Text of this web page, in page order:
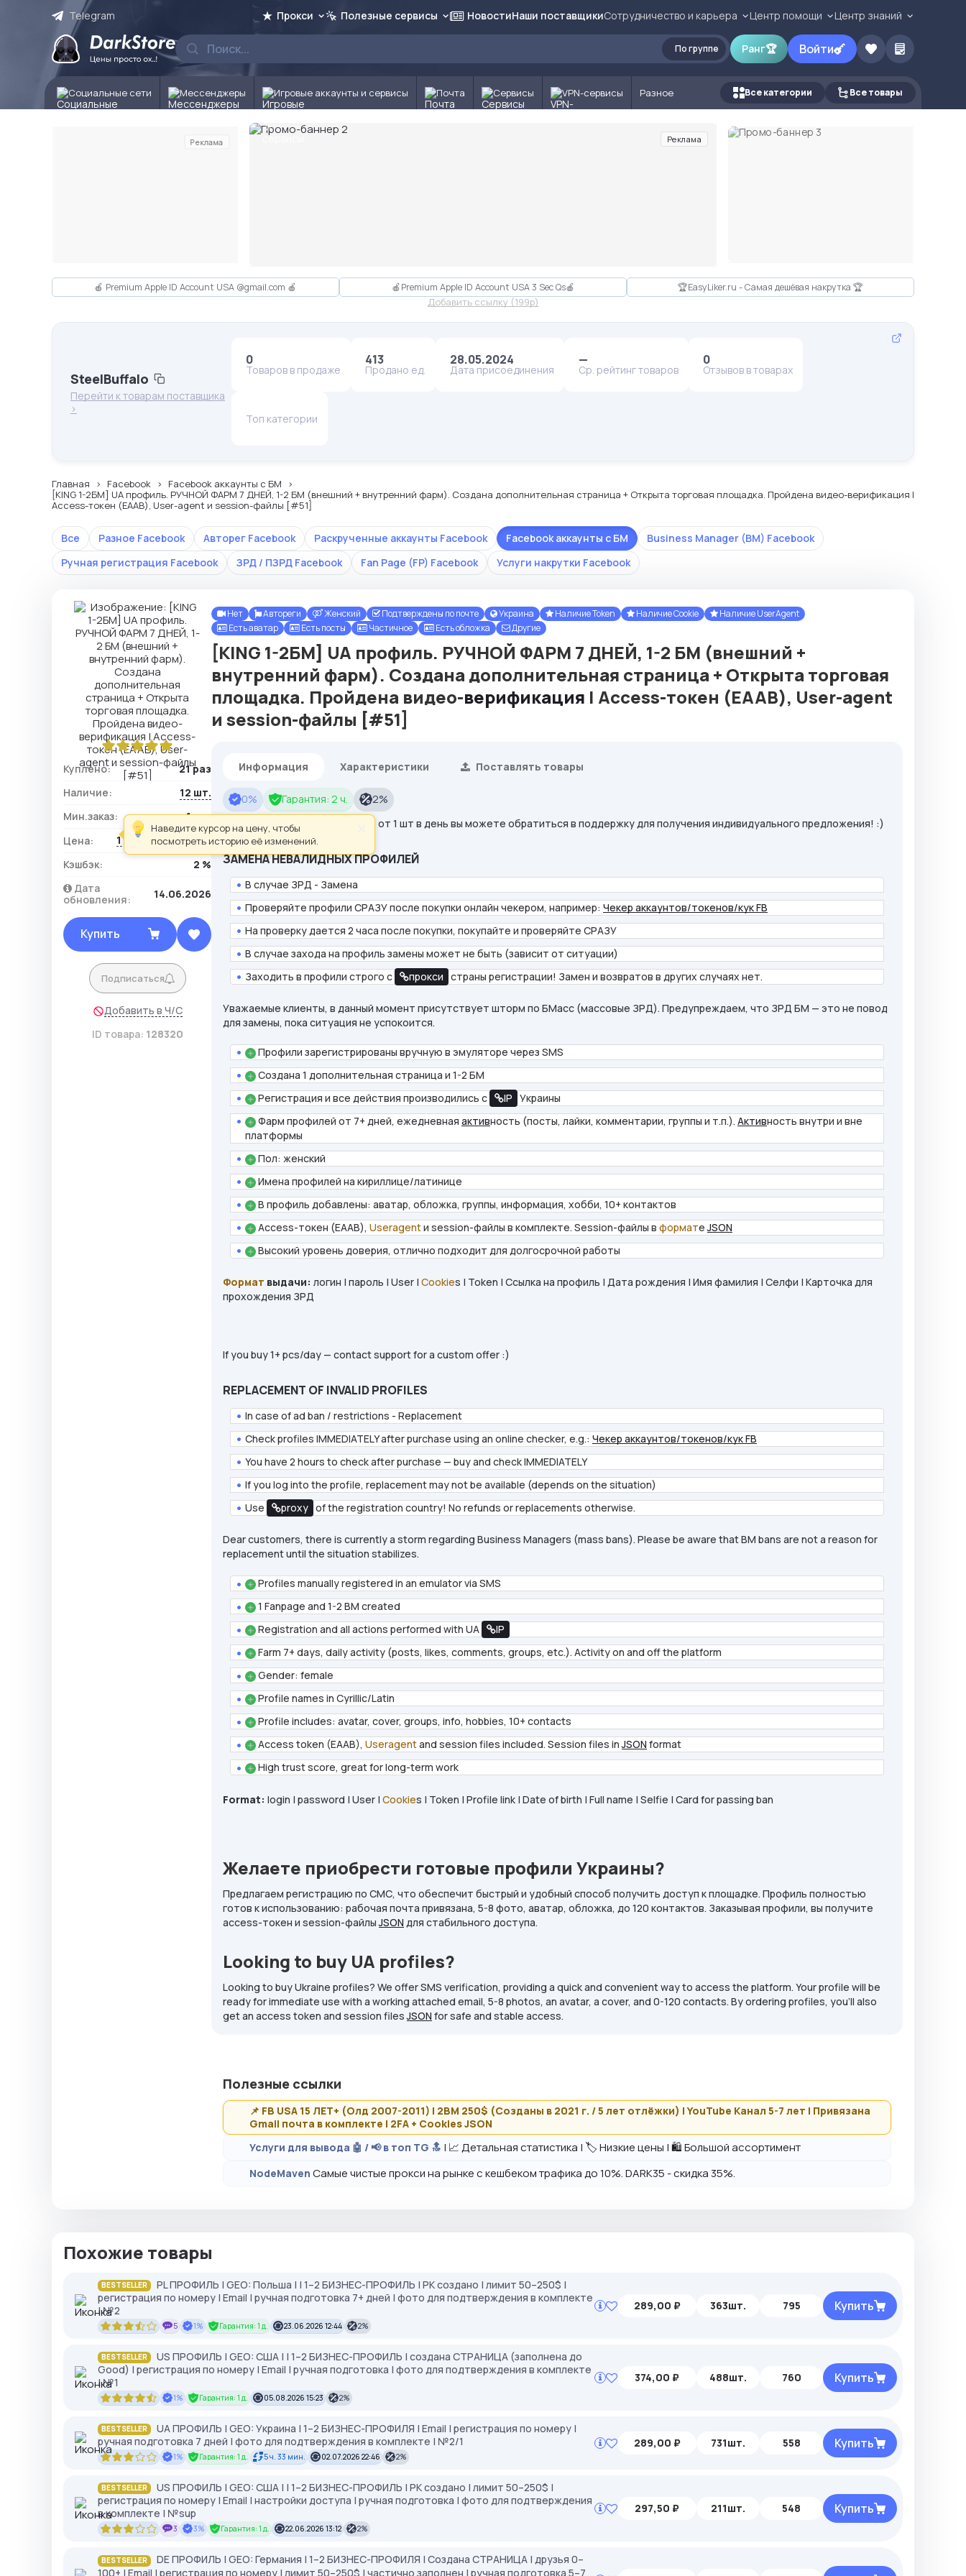
Telegram Прокси Полезные сервисы НовостиНаши поставщикиСотрудничество и карьера Центр помощи Центр знаний
По группе Ранг🏆 Войти
Социальные сети Мессенджеры Игровые аккаунты и сервисы Почта Сервисы VPN-сервисы Разное Все категории Все товары
Реклама Реклама
🍎 Premium Apple ID Account USA @gmail.com 🍎 🍎Premium Apple ID Account USA 3 Sec Qs🍎 🏆EasyLiker.ru - Самая дешёвая накрутка 🏆
Добавить ссылку (199p)
SteelBuffalo
Перейти к товарам поставщика
>
0
Товаров в продаже
413
Продано ед.
28.05.2024
Дата присоединения
—
Ср. рейтинг товаров
0
Отзывов в товарах
Топ категории
Главная Facebook
Facebook аккаунты с БМ
[KING 1-2БМ] UA профиль. РУЧНОЙ ФАРМ 7 ДНЕЙ, 1-2 БМ (внешний + внутренний фарм). Создана дополнительная страница + Открыта торговая площадка. Пройдена видео-верификация |
Access-токен (EAAB), User-agent и session-файлы [#51]
Все Разное Facebook Авторег Facebook Раскрученные аккаунты Facebook Facebook аккаунты с БМ
Business Manager (BM) Facebook
Ручная регистрация Facebook
ЗРД / ПЗРД Facebook Fan Page (FP) Facebook Услуги накрутки Facebook
Куплено:
21 раз
Наличие:
12 шт.
Мин.заказ:
1 шт.
Цена:
1 026,38 ₽ / шт.
Кэшбэк:
2 %
Дата
обновления:
14.06.2026
Купить
Подписаться
Добавить в Ч/С
ID товара: 128320
Нет Автореги Женский Подтверждены по почте Украина Наличие Token Наличие Cookie
Наличие UserAgent
Есть аватар
Есть посты Частичное Есть обложка Другие
[KING 1-2БМ] UA профиль. РУЧНОЙ ФАРМ 7 ДНЕЙ, 1-2 БМ (внешний +
внутренний фарм). Создана дополнительная страница + Открыта торговая
площадка. Пройдена видео-верификация | Access-токен (EAAB), User-agent
и session-файлы [#51]
Информация Характеристики Поставлять товары
0% Гарантия: 2 ч.
2%
Если вы ежедневно покупаете от 1 шт в день вы можете обратиться в поддержку для получения индивидуального предложения! :)
ЗАМЕНА НЕВАЛИДНЫХ ПРОФИЛЕЙ
В случае ЗРД - Замена
Проверяйте профили СРАЗУ после покупки онлайн чекером, например: Чекер аккаунтов/токенов/кук FB
На проверку дается 2 часа после покупки, покупайте и проверяйте СРАЗУ
В случае захода на профиль замены может не быть (зависит от ситуации)
Заходить в профили строго с
прокси страны регистрации! Замен и возвратов в других случаях нет.
Уважаемые клиенты, в данный момент присутствует шторм по БМасс (массовые ЗРД). Предупреждаем, что ЗРД БМ — это не повод
для замены, пока ситуация не успокоится.
Профили зарегистрированы вручную в эмуляторе через SMS
Создана 1 дополнительная страница и 1-2 БМ
Регистрация и все действия производились с
IP Украины
Фарм профилей от 7+ дней, ежедневная активность (посты, лайки, комментарии, группы и т.п.). Активность внутри и вне
платформы
Пол: женский
Имена профилей на кириллице/латинице
В профиль добавлены: аватар, обложка, группы, информация, хобби, 10+ контактов
Access-токен (EAAB), Useragentи session-файлы в комплекте. Session-файлы в форматеJSON
Высокий уровень доверия, отлично подходит для долгосрочной работы
Формат выдачи: логин | пароль | User | Cookies | Token | Ссылка на профиль | Дата рождения | Имя фамилия | Селфи | Карточка для
прохождения ЗРД
If you buy 1+ pcs/day — contact support for a custom offer :)
REPLACEMENT OF INVALID PROFILES
In case of ad ban / restrictions - Replacement
Check profiles IMMEDIATELY after purchase using an online checker, e.g.: Чекер аккаунтов/токенов/кук FB
You have 2 hours to check after purchase — buy and check IMMEDIATELY
If you log into the profile, replacement may not be available (depends on the situation)
Use
proxy of the registration country! No refunds or replacements otherwise.
Dear customers, there is currently a storm regarding Business Managers (mass bans). Please be aware that BM bans are not a reason for
replacement until the situation stabilizes.
Profiles manually registered in an emulator via SMS
1 Fanpage and 1-2 BM created
Registration and all actions performed with UA
IP
Farm 7+ days, daily activity (posts, likes, comments, groups, etc.). Activity on and off the platform
Gender: female
Profile names in Cyrillic/Latin
Profile includes: avatar, cover, groups, info, hobbies, 10+ contacts
Access token (EAAB), Useragentand session files included. Session files inJSON format
High trust score, great for long-term work
Format: login | password | User | Cookies | Token | Profile link | Date of birth | Full name | Selfie | Card for passing ban
Желаете приобрести готовые профили Украины?
Предлагаем регистрацию по СМС, что обеспечит быстрый и удобный способ получить доступ к площадке. Профиль полностью
готов к использованию: рабочая почта привязана, 5-8 фото, аватар, обложка, до 120 контактов. Заказывая профили, вы получите
access-токен и session-файлыJSON для стабильного доступа.
Looking to buy UA profiles?
Looking to buy Ukraine profiles? We offer SMS verification, providing a quick and convenient way to access the platform. Your profile will be
ready for immediate use with a working attached email, 5-8 photos, an avatar, a cover, and 0-120 contacts. By ordering profiles, you'll also
get an access token and session filesJSON for safe and stable access.
Полезные ссылки
📌 FB USA 15 ЛЕТ+ (Олд 2007-2011) | 2BM 250$ (Созданы в 2021 г. / 5 лет отлёжки) | YouTube Канал 5-7 лет | Привязана
Gmail почта в комплекте | 2FA + Cookies JSON
Услуги для вывода 🤖 / 📢 в топ TG 🔝 | 📈 Детальная статистика | 🏷️ Низкие цены | 🛍️ Большой ассортимент
NodeMaven Самые чистые прокси на рынке с кешбеком трафика до 10%. DARK35 - скидка 35%.
Похожие товары
BESTSELLER
PL ПРОФИЛЬ | GEO: Польша | | 1–2 БИЗНЕС-ПРОФИЛЬ | РК создано | лимит 50–250$ |
регистрация по номеру | Email | ручная подготовка 7+ дней | фото для подтверждения в комплекте
| №2
5 1% Гарантия: 1 д. 23.06.2026 12:44 2%
289,00 ₽ 363шт. 795 Купить
BESTSELLER
US ПРОФИЛЬ | GEO: США | | 1–2 БИЗНЕС-ПРОФИЛЬ | создана СТРАНИЦА (заполнена до
Good) | регистрация по номеру | Email | ручная подготовка | фото для подтверждения в комплекте
| №1
1% Гарантия: 1 д. 05.08.2026 15:23 2%
374,00 ₽ 488шт. 760 Купить
BESTSELLER
UA ПРОФИЛЬ | GEO: Украина | 1–2 БИЗНЕС-ПРОФИЛЯ | Email | регистрация по номеру |
ручная подготовка 7 дней | фото для подтверждения в комплекте | №2/1
1% Гарантия: 1 д. 5 ч. 33 мин. 02.07.2026 22:46 2%
289,00 ₽ 731шт. 558 Купить
BESTSELLER
US ПРОФИЛЬ | GEO: США | | 1–2 БИЗНЕС-ПРОФИЛЬ | РК создано | лимит 50–250$ |
регистрация по номеру | Email | настройки доступа | ручная подготовка | фото для подтверждения
в комплекте | №sup
3 3% Гарантия: 1 д. 22.06.2026 13:12 2%
297,50 ₽ 211шт. 548 Купить
BESTSELLER
DE ПРОФИЛЬ | GEO: Германия | 1–2 БИЗНЕС-ПРОФИЛЯ | Создана СТРАНИЦА | друзья 0–
100+ | Email | регистрация по номеру | лимит 50–250$ | частично заполнен | ручная подготовка 5–7
Наведите курсор на цену, чтобы
посмотреть историю её изменений.